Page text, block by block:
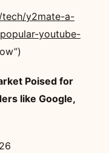
tech/y2mate-a-
youtube-
Poised for
like Google,